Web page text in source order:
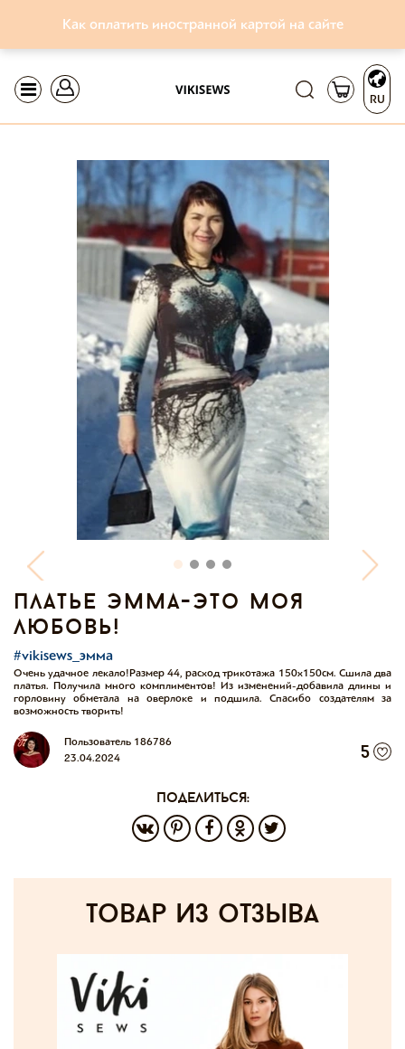
Как оплатить иностранной картой на сайте
RU
платье эмма-это моя
любовь!
#vikisews_эмма
Очень удачное лекало!Размер 44, расход трикотажа 150х150см. Сшила два
платья. Получила много комплиментов! Из изменений-добавила длины и
горловину обметала на оверлоке и подшила. Спасибо создателям за
возможность творить!
Пользователь 186786
23.04.2024
5
поделиться:
товар из отзыва